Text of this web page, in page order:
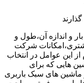
و اندازه آن،طول و
شرکت
این عوامل در انتخاب
هایی که برای
ماشین های سبک باربری